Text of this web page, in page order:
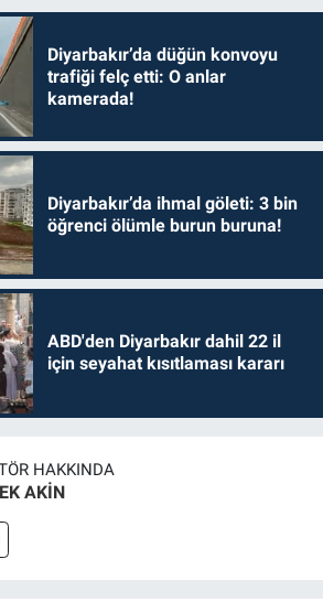
Diyarbakır’da düğün konvoyu
trafiği felç etti: O anlar
kamerada!
Diyarbakır’da ihmal göleti: 3 bin
öğrenci ölümle burun buruna!
ABD'den Diyarbakır dahil 22 il
için seyahat kısıtlaması kararı
HAKKINDA
AKİN